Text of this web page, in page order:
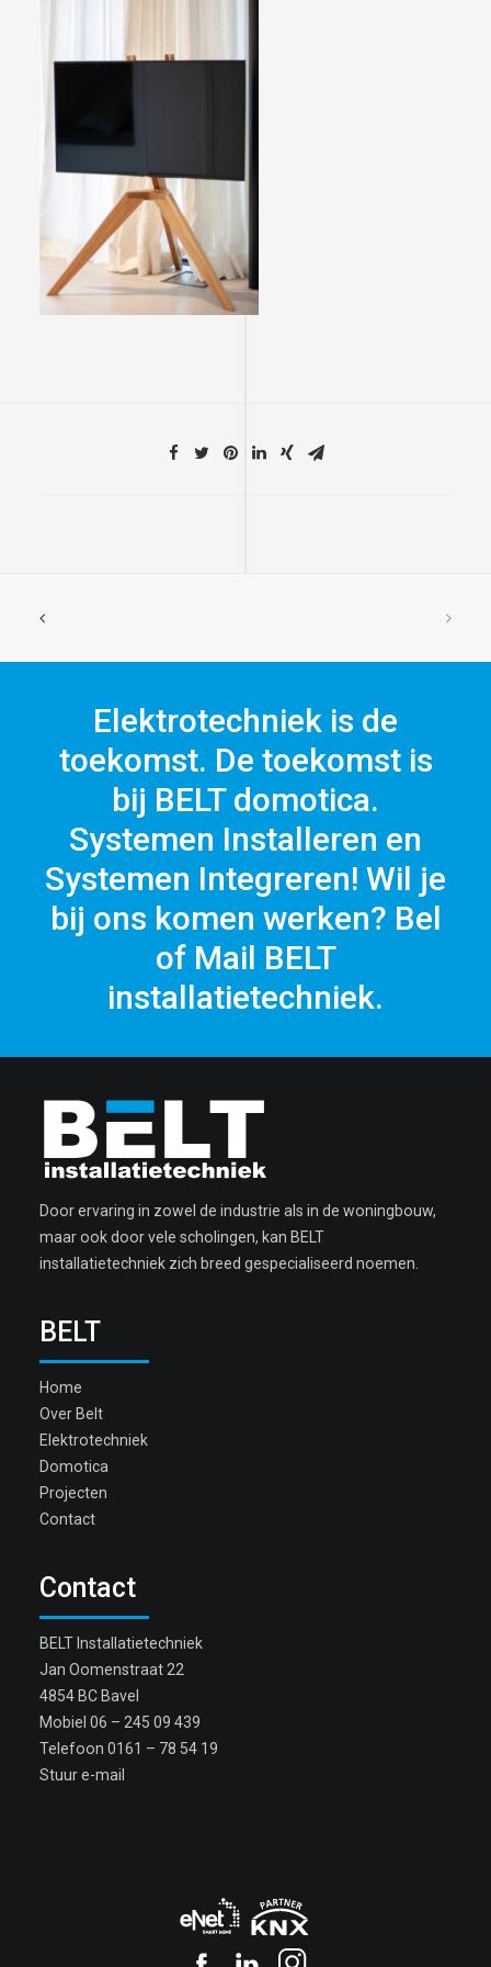
Elektrotechniek is de
toekomst. De toekomst is
bij BELT domotica.
Systemen Installeren en
Systemen Integreren! Wil je
bij ons komen werken? Bel
of Mail BELT
installatietechniek.
Door ervaring in zowel de industrie als in de woningbouw,
maar ook door vele scholingen, kan BELT
installatietechniek zich breed gespecialiseerd noemen.
BELT
Home
Over Belt
Elektrotechniek
Domotica
Projecten
Contact
Contact
BELT Installatietechniek
Jan Oomenstraat 22
4854 BC Bavel
Mobiel 06 – 245 09 439
Telefoon 0161 – 78 54 19
Stuur e-mail